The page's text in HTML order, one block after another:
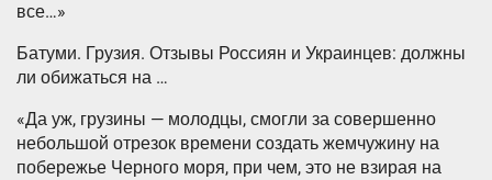
все…»
Батуми. Грузия. Отзывы Россиян и Украинцев: должны
ли обижаться на …
«Да уж, грузины — молодцы, смогли за совершенно
небольшой отрезок времени создать жемчужину на
побережье Черного моря, при чем, это не взирая на